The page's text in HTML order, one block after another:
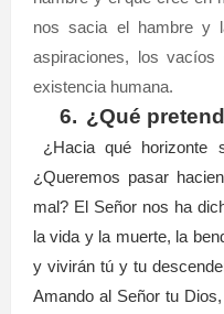
nos sacia el hambre y
aspiraciones, los vacíos
existencia humana.
6. ¿Qué
¿Hacia qué horizonte
¿Queremos pasar
mal? El Señor nos ha
la vida y la muerte, la
y vivirán tú y tu
Amando al Señor tu